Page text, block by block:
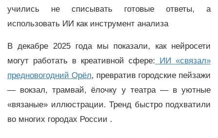
учились не списывать готовые ответы, а
использовать ИИ как инструмент анализа
В декабре 2025 года мы показали, как нейросети
могут работать в креативной сфере: ИИ «связал»
предновогодний Орёл, превратив городские пейзажи
— вокзал, трамвай, ёлочку у театра — в уютные
«вязаные» иллюстрации. Тренд быстро подхватили
во многих городах России .